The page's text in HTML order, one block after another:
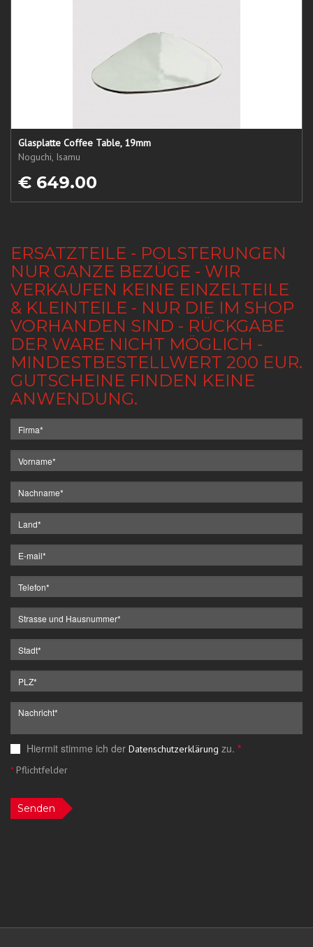
Glasplatte Coffee Table, 19mm
Noguchi, Isamu
€ 649.00
ERSATZTEILE - POLSTERUNGEN
NUR GANZE BEZÜGE - WIR
VERKAUFEN KEINE EINZELTEILE
& KLEINTEILE - NUR DIE IM SHOP
VORHANDEN SIND - RÜCKGABE
DER WARE NICHT MÖGLICH -
MINDESTBESTELLWERT 200 EUR.
GUTSCHEINE FINDEN KEINE
ANWENDUNG.
Hiermit stimme ich der Datenschutzerklärung zu. *
*Pflichtfelder
Senden